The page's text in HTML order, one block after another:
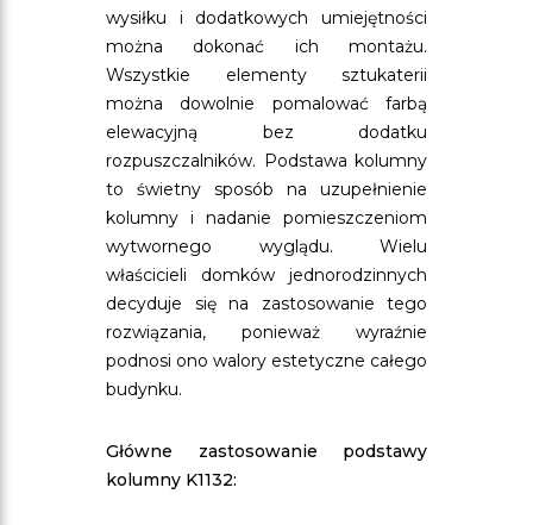
wysiłku i dodatkowych umiejętności
można dokonać ich montażu.
Wszystkie elementy sztukaterii
można dowolnie pomalować farbą
elewacyjną bez dodatku
rozpuszczalników. Podstawa kolumny
to świetny sposób na uzupełnienie
kolumny i nadanie pomieszczeniom
wytwornego wyglądu. Wielu
właścicieli domków jednorodzinnych
decyduje się na zastosowanie tego
rozwiązania, ponieważ wyraźnie
podnosi ono walory estetyczne całego
budynku.
Główne zastosowanie podstawy
kolumny K1132: